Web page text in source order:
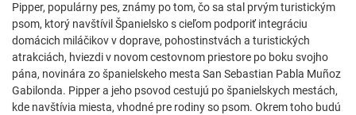
Pipper, populárny pes, známy po tom, čo sa stal prvým turistickým
psom, ktorý navštívil Španielsko s cieľom podporiť integráciu
domácich miláčikov v doprave, pohostinstvách a turistických
atrakciách, hviezdi v novom cestovnom priestore po boku svojho
pána, novinára zo španielskeho mesta San Sebastian Pabla Muñoz
Gabilonda. Pipper a jeho psovod cestujú po španielskych mestách,
kde navštívia miesta, vhodné pre rodiny so psom. Okrem toho budú